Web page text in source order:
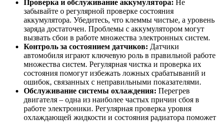
Проверка и обслуживание аккумулятора: Не
забывайте о регулярной проверке состояния
аккумулятора. Убедитесь, что клеммы чистые, а уровень
заряда достаточен. Проблемы с аккумулятором могут
вызвать сбои в работе множества электронных систем.
Контроль за состоянием датчиков: Датчики
автомобиля играют ключевую роль в правильной работе
множества систем. Регулярная чистка и проверка их
состояния помогут избежать ложных срабатываний и
ошибок, связанных с неправильными показателями.
Обслуживание системы охлаждения: Перегрев
двигателя – одна из наиболее частых причин сбоя в
работе электроники. Регулярная проверка уровня
охлаждающей жидкости и состояния радиатора поможет